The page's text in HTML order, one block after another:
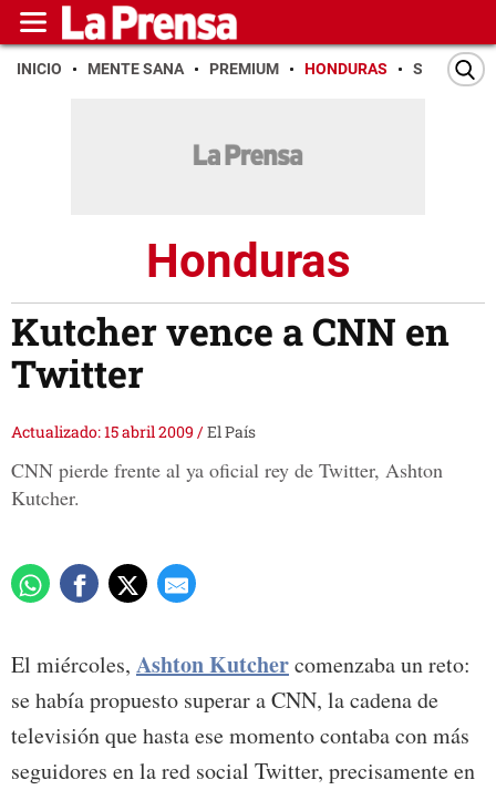
INICIO MENTE SANA PREMIUM HONDURAS SAN PEDRO
Honduras
Kutcher vence a CNN en
Twitter
Actualizado: 15 abril 2009 /El País
CNN pierde frente al ya oficial rey de Twitter, Ashton
Kutcher.
El miércoles, Ashton Kutchercomenzaba un reto:
se había propuesto superar a CNN, la cadena de
televisión que hasta ese momento contaba con más
seguidores en la red social Twitter, precisamente en